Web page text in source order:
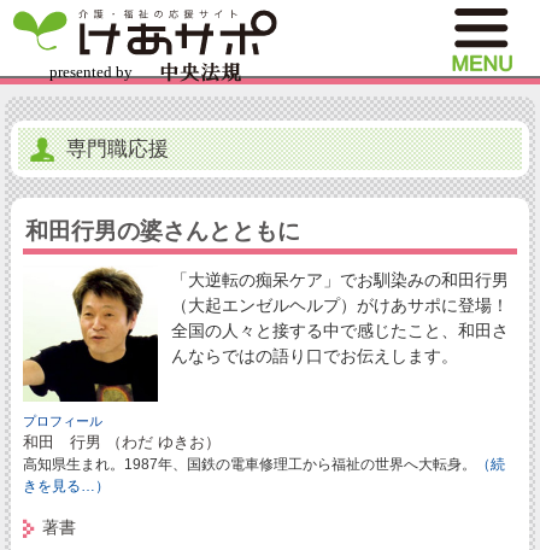
専門職応援
和田行男の婆さんとともに
「大逆転の痴呆ケア」でお馴染みの和田行男
（大起エンゼルヘルプ）がけあサポに登場！
全国の人々と接する中で感じたこと、和田さ
んならではの語り口でお伝えします。
プロフィール
和田 行男 （わだ ゆきお）
高知県生まれ。1987年、国鉄の電車修理工から福祉の世界へ大転身。
（続
きを見る…）
著書